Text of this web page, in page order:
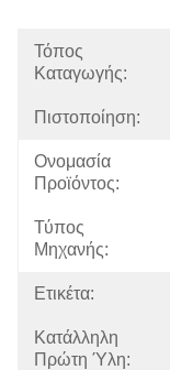
Τόπος
Καταγωγής:
Πιστοποίηση:
Ονομασία
Προϊόντος:
Τύπος
Μηχανής:
Ετικέτα:
Κατάλληλη
Πρώτη Ύλη: